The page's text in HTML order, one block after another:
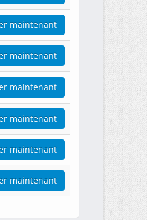
maintenant
maintenant
maintenant
maintenant
maintenant
maintenant